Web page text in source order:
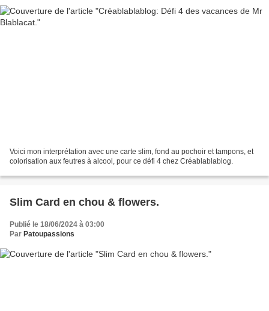
Voici mon interprétation avec une carte slim, fond au pochoir et tampons, et
colorisation aux feutres à alcool, pour ce défi 4 chez Créablablablog.
Slim Card en chou & flowers.
Publié le 18/06/2024 à 03:00
Par Patoupassions